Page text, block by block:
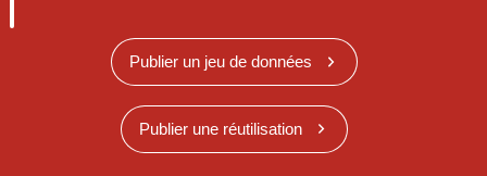
Publier un jeu de données
Publier une réutilisation